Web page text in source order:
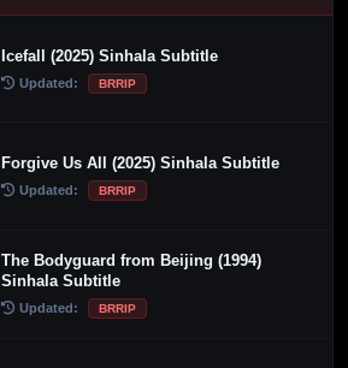
Icefall (2025) Sinhala Subtitle
Updated: BRRIP
Forgive Us All (2025) Sinhala Subtitle
Updated: BRRIP
The Bodyguard from Beijing (1994)
Sinhala Subtitle
Updated: BRRIP